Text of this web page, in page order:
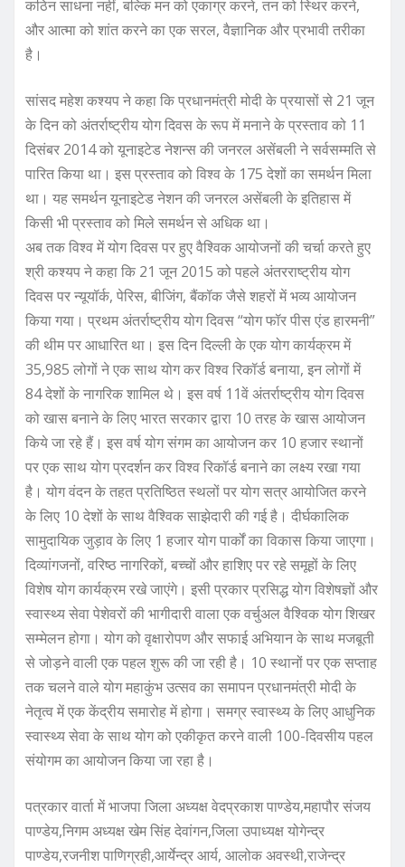
कठिन साधना नहीं, बल्कि मन को एकाग्र करने, तन को स्थिर करने,
और आत्मा को शांत करने का एक सरल, वैज्ञानिक और प्रभावी तरीका
है।
सांसद महेश कश्यप ने कहा कि प्रधानमंत्री मोदी के प्रयासों से 21 जून
के दिन को अंतर्राष्ट्रीय योग दिवस के रूप में मनाने के प्रस्ताव को 11
दिसंबर 2014 को यूनाइटेड नेशन्स की जनरल असेंबली ने सर्वसम्मति से
पारित किया था। इस प्रस्ताव को विश्व के 175 देशों का समर्थन मिला
था। यह समर्थन यूनाइटेड नेशन की जनरल असेंबली के इतिहास में
किसी भी प्रस्ताव को मिले समर्थन से अधिक था।
अब तक विश्व में योग दिवस पर हुए वैश्विक आयोजनों की चर्चा करते हुए
श्री कश्यप ने कहा कि 21 जून 2015 को पहले अंतरराष्ट्रीय योग
दिवस पर न्यूयॉर्क, पेरिस, बीजिंग, बैंकॉक जैसे शहरों में भव्य आयोजन
किया गया। प्रथम अंतर्राष्ट्रीय योग दिवस “योग फॉर पीस एंड हारमनी”
की थीम पर आधारित था। इस दिन दिल्ली के एक योग कार्यक्रम में
35,985 लोगों ने एक साथ योग कर विश्व रिकॉर्ड बनाया, इन लोगों में
84 देशों के नागरिक शामिल थे। इस वर्ष 11वें अंतर्राष्ट्रीय योग दिवस
को खास बनाने के लिए भारत सरकार द्वारा 10 तरह के खास आयोजन
किये जा रहे हैं। इस वर्ष योग संगम का आयोजन कर 10 हजार स्थानों
पर एक साथ योग प्रदर्शन कर विश्व रिकॉर्ड बनाने का लक्ष्य रखा गया
है। योग वंदन के तहत प्रतिष्ठित स्थलों पर योग सत्र आयोजित करने
के लिए 10 देशों के साथ वैश्विक साझेदारी की गई है। दीर्घकालिक
सामुदायिक जुड़ाव के लिए 1 हजार योग पार्कों का विकास किया जाएगा।
दिव्यांगजनों, वरिष्ठ नागरिकों, बच्चों और हाशिए पर रहे समूहों के लिए
विशेष योग कार्यक्रम रखे जाएंगे। इसी प्रकार प्रसिद्ध योग विशेषज्ञों और
स्वास्थ्य सेवा पेशेवरों की भागीदारी वाला एक वर्चुअल वैश्विक योग शिखर
सम्मेलन होगा। योग को वृक्षारोपण और सफाई अभियान के साथ मजबूती
से जोड़ने वाली एक पहल शुरू की जा रही है। 10 स्थानों पर एक सप्ताह
तक चलने वाले योग महाकुंभ उत्सव का समापन प्रधानमंत्री मोदी के
नेतृत्व में एक केंद्रीय समारोह में होगा। समग्र स्वास्थ्य के लिए आधुनिक
स्वास्थ्य सेवा के साथ योग को एकीकृत करने वाली 100-दिवसीय पहल
संयोगम का आयोजन किया जा रहा है।
पत्रकार वार्ता में भाजपा जिला अध्यक्ष वेदप्रकाश पाण्डेय,महापौर संजय
पाण्डेय,निगम अध्यक्ष खेम सिंह देवांगन,जिला उपाध्यक्ष योगेन्द्र
पाण्डेय,रजनीश पाणिग्रही,आर्येन्द्र आर्य, आलोक अवस्थी,राजेन्द्र